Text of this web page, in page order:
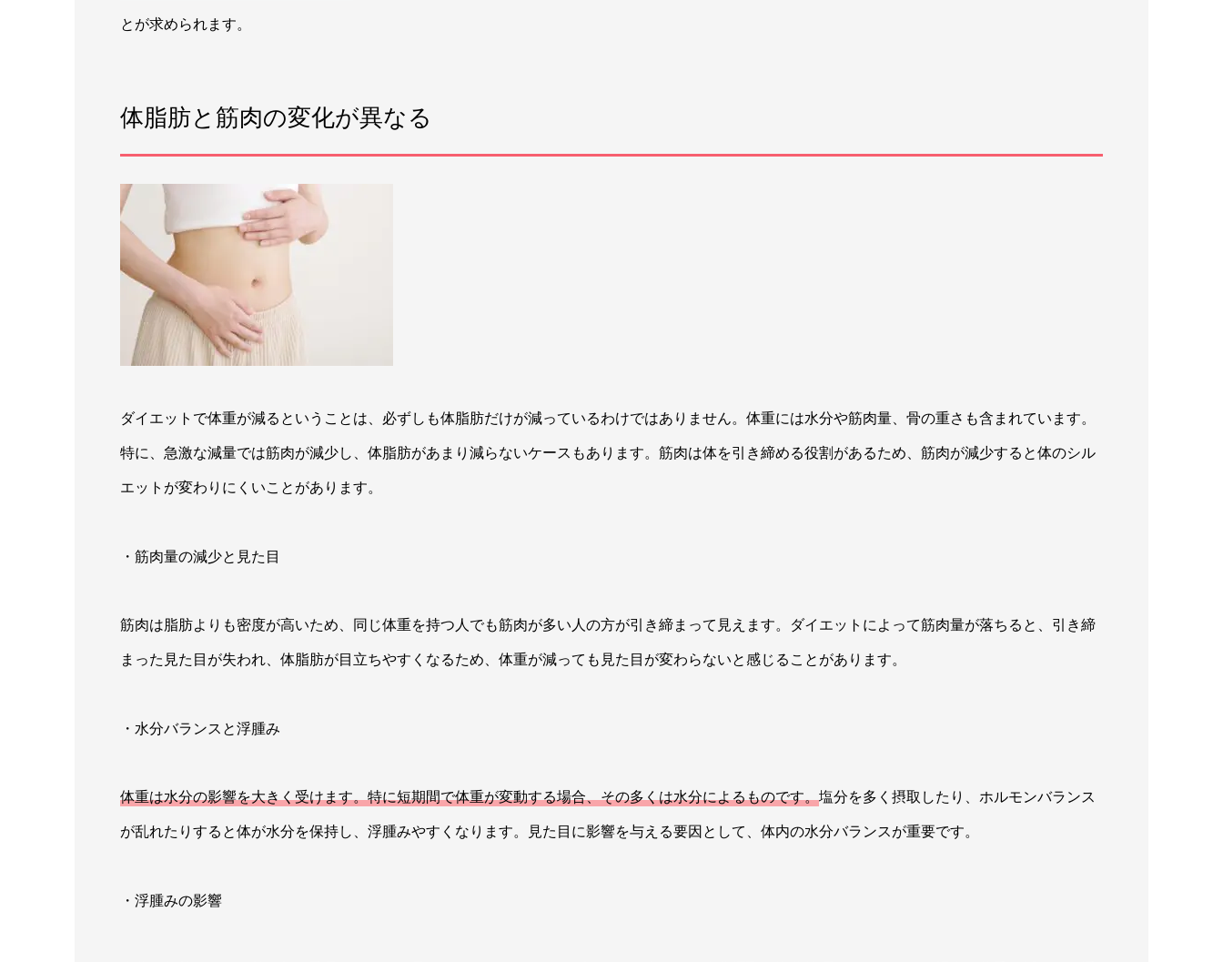
とが求められます。
体脂肪と筋肉の変化が異なる
ダイエットで体重が減るということは、必ずしも体脂肪だけが減っているわけではありません。体重には水分や筋肉量、骨の重さも含まれています。
特に、急激な減量では筋肉が減少し、体脂肪があまり減らないケースもあります。筋肉は体を引き締める役割があるため、筋肉が減少すると体のシル
エットが変わりにくいことがあります。
・筋肉量の減少と見た目
筋肉は脂肪よりも密度が高いため、同じ体重を持つ人でも筋肉が多い人の方が引き締まって見えます。ダイエットによって筋肉量が落ちると、引き締
まった見た目が失われ、体脂肪が目立ちやすくなるため、体重が減っても見た目が変わらないと感じることがあります。
・水分バランスと浮腫み
体重は水分の影響を大きく受けます。特に短期間で体重が変動する場合、その多くは水分によるものです。塩分を多く摂取したり、ホルモンバランス
が乱れたりすると体が水分を保持し、浮腫みやすくなります。見た目に影響を与える要因として、体内の水分バランスが重要です。
・浮腫みの影響